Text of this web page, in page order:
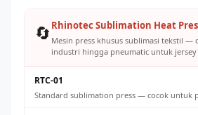
🔄 Rhinotec Sublimation Heat
Mesin press khusus sublimasi tekstil
industri hingga pneumatic untuk
RTC-01
Standard sublimation press — cocok untuk